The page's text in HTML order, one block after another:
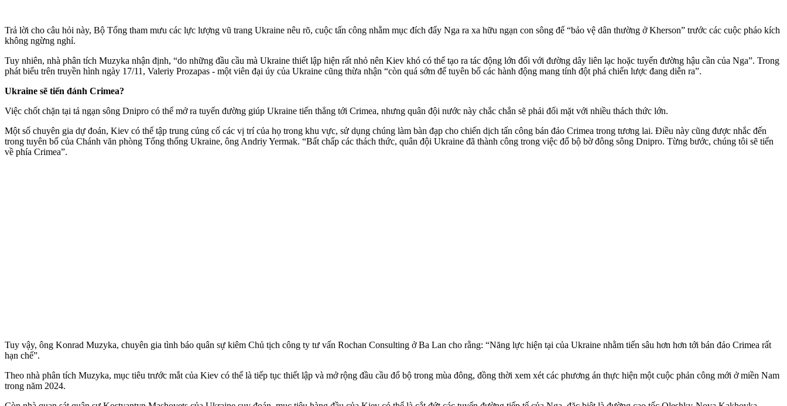
Trả lời cho câu hỏi này, Bộ Tổng tham mưu các lực lượng vũ trang Ukraine nêu rõ, cuộc tấn công nhằm mục đích đẩy Nga ra xa hữu ngạn con sông để “bảo vệ dân thường ở Kherson” trước các cuộc pháo kích
không ngừng nghỉ.
Tuy nhiên, nhà phân tích Muzyka nhận định, “do những đầu cầu mà Ukraine thiết lập hiện rất nhỏ nên Kiev khó có thể tạo ra tác động lớn đối với đường dây liên lạc hoặc tuyến đường hậu cần của Nga”. Trong
phát biểu trên truyền hình ngày 17/11, Valeriy Prozapas - một viên đại úy của Ukraine cũng thừa nhận “còn quá sớm để tuyên bố các hành động mang tính đột phá chiến lược đang diễn ra”.
Ukraine sẽ tiến đánh Crimea?
Việc chốt chặn tại tả ngạn sông Dnipro có thể mở ra tuyến đường giúp Ukraine tiến thẳng tới Crimea, nhưng quân đội nước này chắc chắn sẽ phải đối mặt với nhiều thách thức lớn.
Một số chuyên gia dự đoán, Kiev có thể tập trung củng cố các vị trí của họ trong khu vực, sử dụng chúng làm bàn đạp cho chiến dịch tấn công bán đảo Crimea trong tương lai. Điều này cũng được nhắc đến
trong tuyên bố của Chánh văn phòng Tổng thống Ukraine, ông Andriy Yermak. “Bất chấp các thách thức, quân đội Ukraine đã thành công trong việc đổ bộ bờ đông sông Dnipro. Từng bước, chúng tôi sẽ tiến
về phía Crimea”.
Tuy vậy, ông Konrad Muzyka, chuyên gia tình báo quân sự kiêm Chủ tịch công ty tư vấn Rochan Consulting ở Ba Lan cho rằng: “Năng lực hiện tại của Ukraine nhằm tiến sâu hơn hơn tới bán đảo Crimea rất
hạn chế”.
Theo nhà phân tích Muzyka, mục tiêu trước mắt của Kiev có thể là tiếp tục thiết lập và mở rộng đầu cầu đổ bộ trong mùa đông, đồng thời xem xét các phương án thực hiện một cuộc phản công mới ở miền Nam
trong năm 2024.